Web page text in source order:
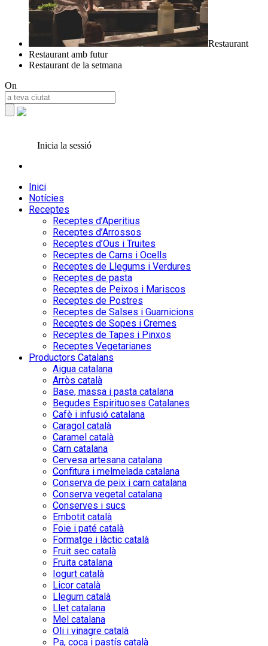
Restaurant
Restaurant amb futur
Restaurant de la setmana
On
Inicia la sessió
Inici
Notícies
Receptes
Receptes d’Aperitius
Receptes d’Arrossos
Receptes d’Ous i Truites
Receptes de Carns i Ocells
Receptes de Llegums i Verdures
Receptes de pasta
Receptes de Peixos i Mariscos
Receptes de Postres
Receptes de Salses i Guarnicions
Receptes de Sopes i Cremes
Receptes de Tapes i Pinxos
Receptes Vegetarianes
Productors Catalans
Aigua catalana
Arròs català
Base, massa i pasta catalana
Begudes Espirituoses Catalanes
Cafè i infusió catalana
Caragol català
Caramel català
Carn catalana
Cervesa artesana catalana
Confitura i melmelada catalana
Conserva de peix i carn catalana
Conserva vegetal catalana
Conserves i sucs
Embotit català
Foie i paté català
Formatge i làctic català
Fruit sec català
Fruita catalana
Iogurt català
Licor català
Llegum català
Llet catalana
Mel catalana
Oli i vinagre català
Pa, coca i pastís català